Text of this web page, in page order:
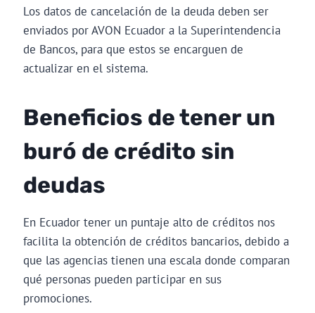
Los datos de cancelación de la deuda deben ser
enviados por AVON Ecuador a la Superintendencia
de Bancos, para que estos se encarguen de
actualizar en el sistema.
Beneficios de tener un
buró de crédito sin
deudas
En Ecuador tener un puntaje alto de créditos nos
facilita la obtención de créditos bancarios, debido a
que las agencias tienen una escala donde comparan
qué personas pueden participar en sus
promociones.